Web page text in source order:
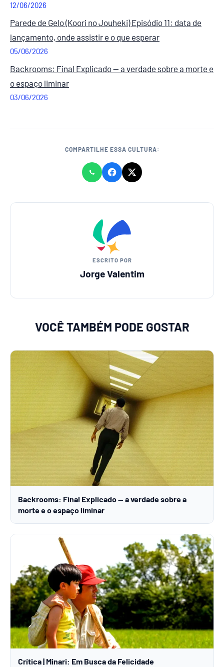
12/06/2026
Parede de Gelo (Koori no Jouheki) Episódio 11: data de
lançamento, onde assistir e o que esperar
05/06/2026
Backrooms: Final Explicado — a verdade sobre a morte e
o espaço liminar
03/06/2026
COMPARTILHE ESSA CULTURA:
ESCRITO POR
Jorge Valentim
VOCÊ TAMBÉM PODE GOSTAR
Backrooms: Final Explicado — a verdade sobre a
morte e o espaço liminar
Crítica | Minari: Em Busca da Felicidade